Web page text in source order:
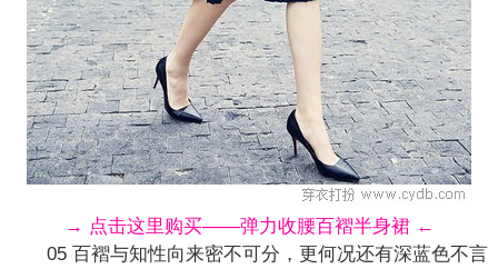
→ 点击这里购买——弹力收腰百褶半身裙 ←
05 百褶与知性向来密不可分，更何况还有深蓝色不言